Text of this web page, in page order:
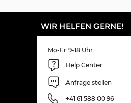
WIR HELFEN GERNE!
Mo-Fr 9-18 Uhr
Help Center
Anfrage stellen
+41 61 588 00 96